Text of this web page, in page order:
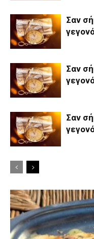
Σαν
Σαν
Σαν